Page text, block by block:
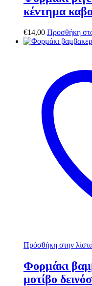
κέντημα
€14,00 Προσθήκη
Πρόσθήκη στην
Φορμάκι
μοτίβο